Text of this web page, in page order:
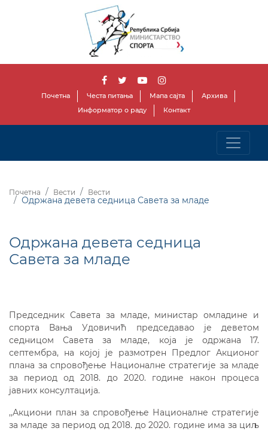
Почетна Честа питања Мапа сајта
Архива
Информатор о раду
Контакт
Почетна Вести Вести
Одржана девета седница Савета за младе
Одржана девета седница
Савета за младе
Председник Савета за младе, министар омладине и
спорта Вања Удовичић председавао је деветом
седницом Савета за младе, која је одржана 17.
септембра, на којој је размотрен Предлог Акционог
плана за спровођење Националне стратегије за младе
за период од 2018. до 2020. године након процеса
јавних консултација.
,,Акциони план за спровођење Националне стратегије
за младе за период од 2018. до 2020. године има за циљ